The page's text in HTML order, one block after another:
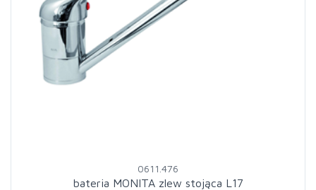
0611.476
bateria MONITA zlew stojąca L17